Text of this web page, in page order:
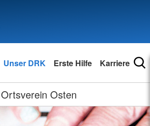
Unser DRK Erste Hilfe Karriere
Ortsverein Osten